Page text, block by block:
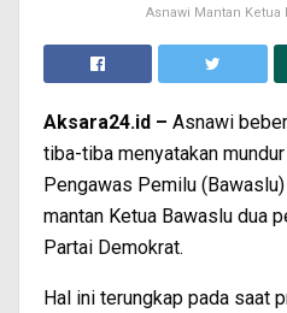
Asnawi Mantan
Aksara24.id – Asnawi
tiba-tiba menyatakan
Pengawas Pemilu
mantan Ketua Bawaslu dua
Partai Demokrat.
Hal ini terungkap pada saat